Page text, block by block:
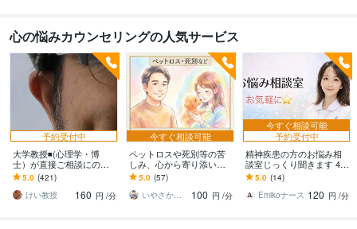
心の悩みカウンセリングの人気サービス
予約受付中
大学教授◾️(心理学・博
士）が直接ご相談にのり
ます 学生さんが、心理学
の先生に恋愛相談するよ
うなお気軽さでどうぞ
5.0 (421)
けい教授
160 円 /分
今すぐ相談可能
ペットロスや死別等の苦
しみ、心から寄り添いま
す 止まった時計の針、無
理に動かさなくて大丈夫
ですから
5.0 (57)
いやさか☆やすらぎの傾聴者
100 円 /分
今すぐ相談可能
予約受付中
精神疾患の方のお悩み相
談室じっくり聞きます 48
時間以内にあなただけの
Word資料を無料でお届け
します
5.0 (14)
Emikoナース 120 円 /分